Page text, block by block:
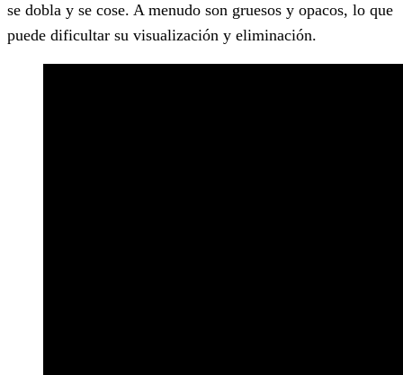
se dobla y se cose. A menudo son gruesos y opacos, lo que
puede dificultar su visualización y eliminación.